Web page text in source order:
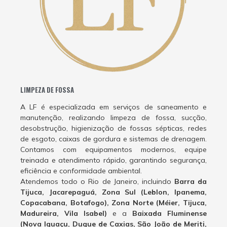
LIMPEZA DE FOSSA
A LF é especializada em serviços de saneamento e
manutenção, realizando limpeza de fossa, sucção,
desobstrução, higienização de fossas sépticas, redes
de esgoto, caixas de gordura e sistemas de drenagem.
Contamos com equipamentos modernos, equipe
treinada e atendimento rápido, garantindo segurança,
eficiência e conformidade ambiental.
Atendemos todo o Rio de Janeiro, incluindo Barra da
Tijuca, Jacarepaguá, Zona Sul (Leblon, Ipanema,
Copacabana, Botafogo), Zona Norte (Méier, Tijuca,
Madureira, Vila Isabel) e a Baixada Fluminense
(Nova Iguaçu, Duque de Caxias, São João de Meriti,